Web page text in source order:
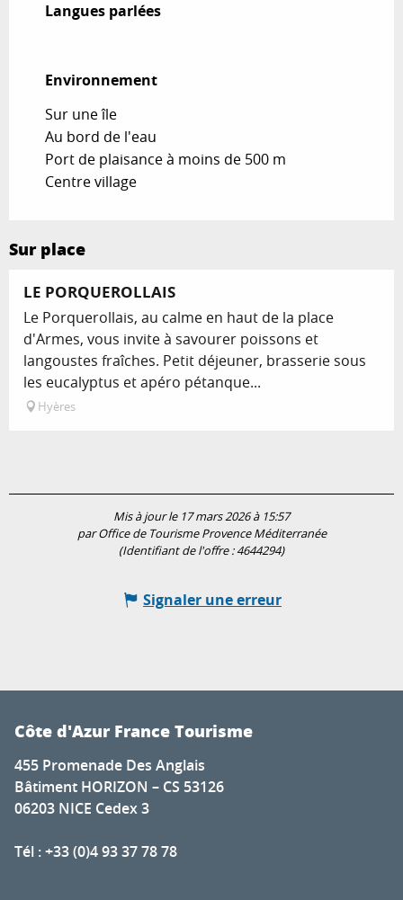
Langues parlées
Langues parlées
Environnement
Environnement
Sur une île
Au bord de l'eau
Port de plaisance à moins de 500 m
Centre village
Sur place
LE PORQUEROLLAIS
Le Porquerollais, au calme en haut de la place
d'Armes, vous invite à savourer poissons et
langoustes fraîches. Petit déjeuner, brasserie sous
les eucalyptus et apéro pétanque...
Hyères
Mis à jour le 17 mars 2026 à 15:57
par Office de Tourisme Provence Méditerranée
(Identifiant de l'offre :4644294)
Signaler une erreur
Côte d'Azur France Tourisme
455 Promenade Des Anglais
Bâtiment HORIZON – CS 53126
06203 NICE Cedex 3
Tél : +33 (0)4 93 37 78 78